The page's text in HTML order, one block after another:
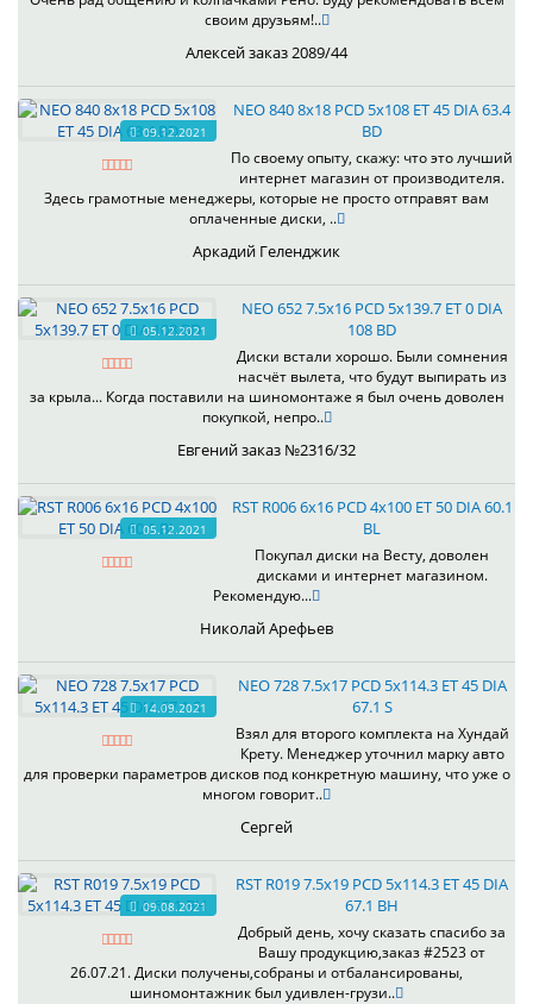
своим друзьям!..
Алексей заказ 2089/44
09.12.2021
NEO 840 8x18 PCD 5x108 ET 45 DIA 63.4
BD
По своему опыту, скажу: что это лучший
интернет магазин от производителя.
Здесь грамотные менеджеры, которые не просто отправят вам
оплаченные диски, ..
Аркадий Геленджик
05.12.2021
NEO 652 7.5x16 PCD 5x139.7 ET 0 DIA
108 BD
Диски встали хорошо. Были сомнения
насчёт вылета, что будут выпирать из
за крыла... Когда поставили на шиномонтаже я был очень доволен
покупкой, непро..
Евгений заказ №2316/32
05.12.2021
RST R006 6x16 PCD 4x100 ET 50 DIA 60.1
BL
Покупал диски на Весту, доволен
дисками и интернет магазином.
Рекомендую...
Николай Арефьев
14.09.2021
NEO 728 7.5x17 PCD 5x114.3 ET 45 DIA
67.1 S
Взял для второго комплекта на Хундай
Крету. Менеджер уточнил марку авто
для проверки параметров дисков под конкретную машину, что уже о
многом говорит..
Сергей
09.08.2021
RST R019 7.5x19 PCD 5x114.3 ET 45 DIA
67.1 BH
Добрый день, хочу сказать спасибо за
Вашу продукцию,заказ #2523 от
26.07.21. Диски получены,собраны и отбалансированы,
шиномонтажник был удивлен-грузи..